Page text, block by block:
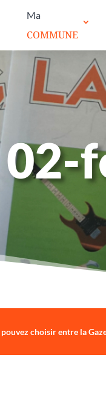
Ma
COMMUNE
02-
choisir entre la